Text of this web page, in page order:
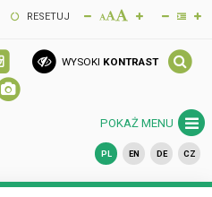
RESETUJ
WYSOKI KONTRAST
POKAŻ MENU
PL EN DE CZ